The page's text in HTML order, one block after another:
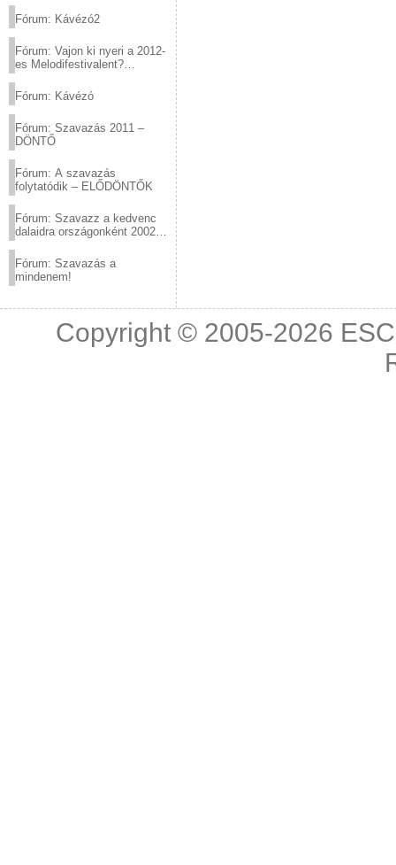
Fórum: Kávézó2
Fórum: Vajon ki nyeri a 2012-
es Melodifestivalent?
Fórum: Kávézó
Fórum: Szavazás 2011 –
DÖNTŐ
Fórum: A szavazás
folytatódik – ELŐDÖNTŐK
Fórum: Szavazz a kedvenc
dalaidra országonként 2002
Fórum: Szavazás a
mindenem!
Copyright © 2005-2026